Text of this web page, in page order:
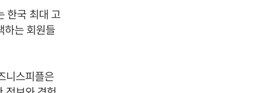
한국 최대 고
하는 회원들
니스피플은